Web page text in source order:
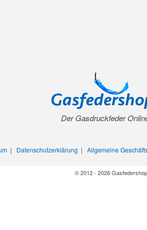
Der Gasdruckfeder
| Datenschutzerklärung | Allgemeine
© 2012 - 2026